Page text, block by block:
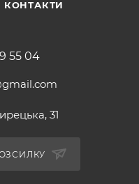
КОНТАКТИ
55 04
31